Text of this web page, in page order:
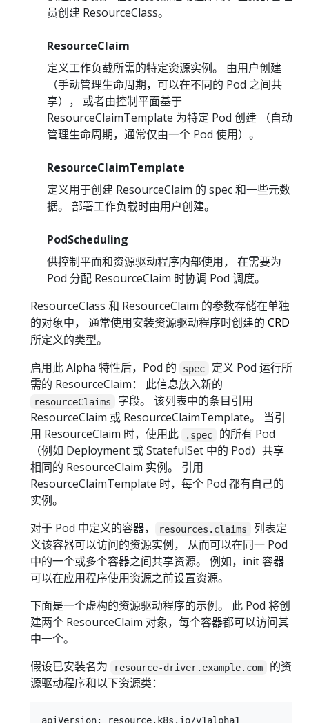
员创建 ResourceClass。
ResourceClaim
定义工作负载所需的特定资源实例。 由用户创建
（手动管理生命周期，可以在不同的 Pod 之间共
享）， 或者由控制平面基于
ResourceClaimTemplate 为特定 Pod 创建 （自动
管理生命周期，通常仅由一个 Pod 使用）。
ResourceClaimTemplate
定义用于创建 ResourceClaim 的 spec 和一些元数
据。 部署工作负载时由用户创建。
PodScheduling
供控制平面和资源驱动程序内部使用， 在需要为
Pod 分配 ResourceClaim 时协调 Pod 调度。
ResourceClass 和 ResourceClaim 的参数存储在单独
的对象中， 通常使用安装资源驱动程序时创建的 CRD
所定义的类型。
启用此 Alpha 特性后，Pod 的
spec
定义 Pod 运行所
需的 ResourceClaim： 此信息放入新的
resourceClaims
字段。 该列表中的条目引用
ResourceClaim 或 ResourceClaimTemplate。 当引
用 ResourceClaim 时，使用此
.spec
的所有 Pod
（例如 Deployment 或 StatefulSet 中的 Pod）共享
相同的 ResourceClaim 实例。 引用
ResourceClaimTemplate 时，每个 Pod 都有自己的
实例。
对于 Pod 中定义的容器，
resources.claims
列表定
义该容器可以访问的资源实例， 从而可以在同一 Pod
中的一个或多个容器之间共享资源。 例如，init 容器
可以在应用程序使用资源之前设置资源。
下面是一个虚构的资源驱动程序的示例。 此 Pod 将创
建两个 ResourceClaim 对象，每个容器都可以访问其
中一个。
假设已安装名为
resource-driver.example.com
的资
源驱动程序和以下资源类：
apiVersion: resource.k8s.io/v1alpha1